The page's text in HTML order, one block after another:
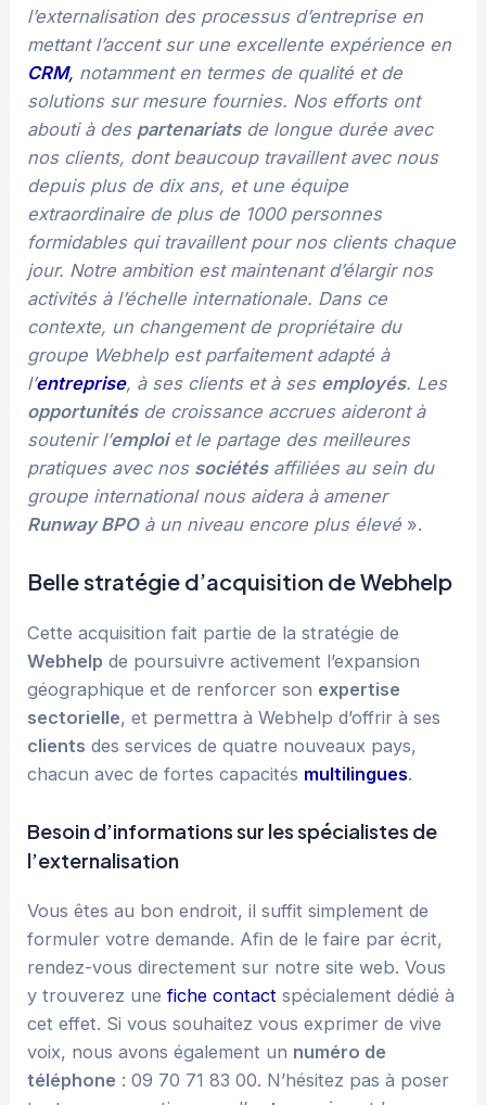
l’externalisation des processus d’entreprise en
mettant l’accent sur une excellente expérience en
CRM, notamment en termes de qualité et de
solutions sur mesure fournies. Nos efforts ont
abouti à des partenariatsde longue durée avec
nos clients, dont beaucoup travaillent avec nous
depuis plus de dix ans, et une équipe
extraordinaire de plus de 1000 personnes
formidables qui travaillent pour nos clients chaque
jour. Notre ambition est maintenant d’élargir nos
activités à l’échelle internationale. Dans ce
contexte, un changement de propriétaire du
groupe Webhelp est parfaitement adapté à
l’entreprise, à ses clients et à ses employés. Les
opportunitésde croissance accrues aideront à
soutenir l’emploiet le partage des meilleures
pratiques avec nos sociétésaffiliées au sein du
groupe international nous aidera à amener
Runway BPOà un niveau encore plus élevé ».
Belle stratégie d’acquisition de Webhelp
Cette acquisition fait partie de la stratégie de
Webhelp de poursuivre activement l’expansion
géographique et de renforcer son expertise
sectorielle, et permettra à Webhelp d’offrir à ses
clients des services de quatre nouveaux pays,
chacun avec de fortes capacités multilingues.
Besoin d’informations sur les spécialistes de
l’externalisation
Vous êtes au bon endroit, il suffit simplement de
formuler votre demande. Afin de le faire par écrit,
rendez-vous directement sur notre site web. Vous
y trouverez unefiche contact spécialement dédié à
cet effet. Si vous souhaitez vous exprimer de vive
voix, nous avons également un numéro de
téléphone : 09 70 71 83 00. N’hésitez pas à poser